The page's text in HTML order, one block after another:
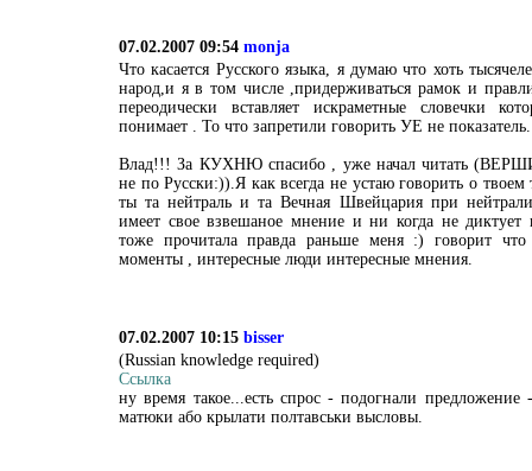
07.02.2007 09:54 monja
Что касается Русского языка, я думаю что хоть
народ,и я в том числе ,придерживаться рамок и
переодически вставляет искраметные словечки
понимает . То что запретили говорить УЕ не показатель.
Влад!!! За КУХНЮ спасибо , уже начал читать
не по Русски:)).Я как всегда не устаю говорить о твоем
ты та нейтраль и та Вечная Швейцария при
имеет свое взвешаное мнение и ни когда не диктует
тоже прочитала правда раньше меня :) говорит что
моменты , интересные люди интересные мнения.
07.02.2007 10:15 bisser
(Russian knowledge required)
Ссылка
ну время такое...есть спрос - подогнали
матюки або крылати полтавськи высловы.